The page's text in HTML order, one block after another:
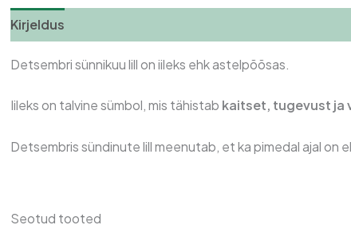
Kirjeldus
Detsembri sünnikuu lill on iileks ehk astelpõõsas.
Iileks on talvine sümbol, mis tähistab kaitset, tugevust ja
Detsembris sündinute lill meenutab, et ka pimedal ajal on
Seotud tooted